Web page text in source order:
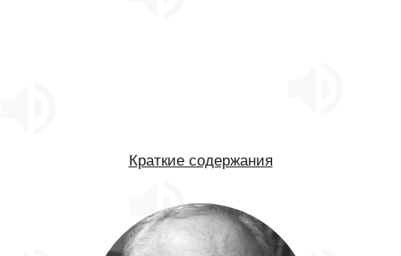
Краткие содержания